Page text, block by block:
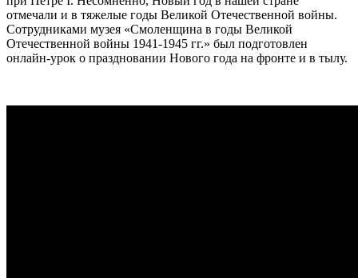
отмечали и в тяжелые годы Великой Отечественной войны.
Сотрудниками музея «Смоленщина в годы Великой
Отечественной войны 1941-1945 гг.» был подготовлен
онлайн-урок о праздновании Нового года на фронте и в тылу.